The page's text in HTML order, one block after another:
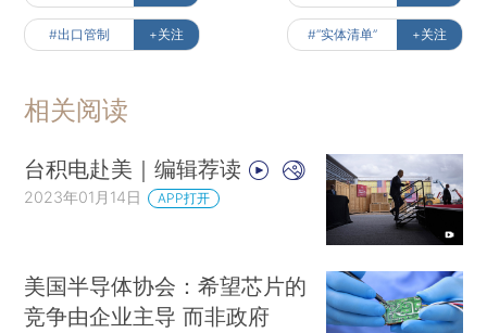
#出口管制 +关注 #“实体清单” +关注
相关阅读
台积电赴美｜编辑荐读
2023年01月14日 APP打开
美国半导体协会：希望芯片的
竞争由企业主导 而非政府